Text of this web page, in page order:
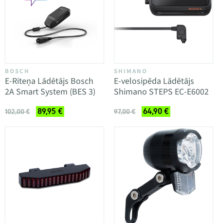
BOSCH
E-Riteņa Lādētājs Bosch
2A Smart System (BES 3)
102,00 € 89,95 €
SHIMANO
E-velosipēda Lādētājs
Shimano STEPS EC-E6002
97,00 € 64,90 €